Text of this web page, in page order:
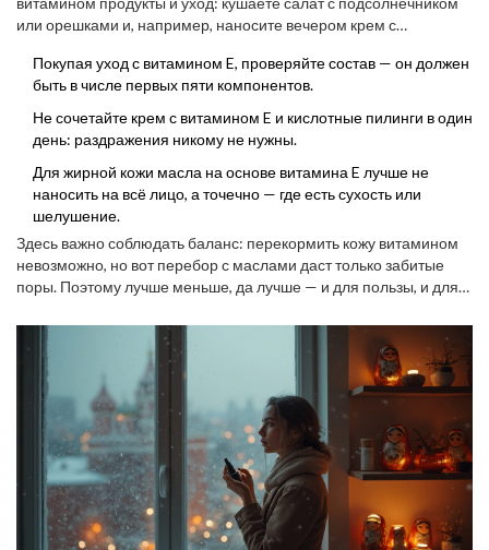
проникает с трудом, так что волшебного омоложения ждать не
стоит.
или орешками и, например, наносите вечером крем с
страдает от жары, ветра или пересушенного воздуха из
кондиционеров.
Покупая уход с витамином E, проверяйте состав — он должен
быть в числе первых пяти компонентов.
Не сочетайте крем с витамином E и кислотные пилинги в один
день: раздражения никому не нужны.
Для жирной кожи масла на основе витамина E лучше не
наносить на всё лицо, а точечно — где есть сухость или
шелушение.
Здесь важно соблюдать баланс: перекормить кожу витамином
невозможно, но вот перебор с маслами даст только забитые
поры. Поэтому лучше меньше, да лучше — и для пользы, и для